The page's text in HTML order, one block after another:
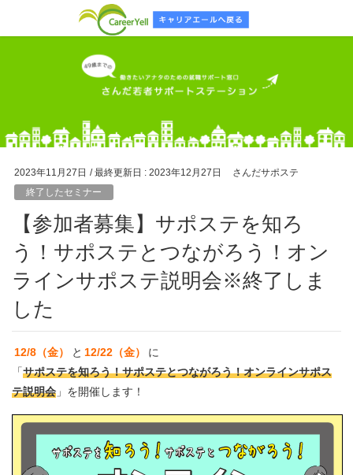
2023年11月27日 / 最終更新日 : 2023年12月27日
さんだサポステ
終了したセミナー
【参加者募集】サポステを知ろ
う！サポステとつながろう！オン
ラインサポステ説明会※終了しま
した
12/8（金） と 12/22（金）
に
「サポステを知ろう！サポステとつながろう！オンラインサポス
テ説明会 」を開催します！